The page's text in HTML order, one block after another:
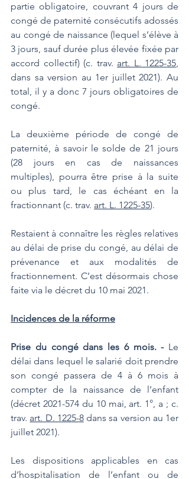
partie obligatoire, couvrant 4 jours de
congé de paternité consécutifs adossés
au congé de naissance (lequel s’élève à
3 jours, sauf durée plus élevée fixée par
accord collectif) (c. trav. art. L. 1225-35,
dans sa version au 1er juillet 2021). Au
total, il y a donc 7 jours obligatoires de
congé.
La deuxième période de congé de
paternité, à savoir le solde de 21 jours
(28 jours en cas de naissances
multiples), pourra être prise à la suite
ou plus tard, le cas échéant en la
fractionnant (c. trav. art. L. 1225-35).
Restaient à connaître les règles relatives
au délai de prise du congé, au délai de
prévenance et aux modalités de
fractionnement. C’est désormais chose
faite via le décret du 10 mai 2021.
Incidences de la réforme
Prise du congé dans les 6 mois. - Le
délai dans lequel le salarié doit prendre
son congé passera de 4 à 6 mois à
compter de la naissance de l’enfant
(décret 2021-574 du 10 mai, art. 1°, a ; c.
trav. art. D. 1225-8 dans sa version au 1er
juillet 2021).
Les dispositions applicables en cas
d’hospitalisation de l’enfant ou de